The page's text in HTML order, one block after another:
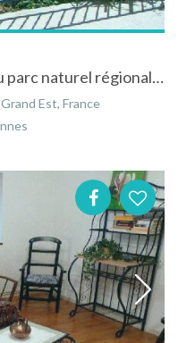
Gîte 3 étoiles en plein coeur du parc naturel régional de Lorraine à Montsec
Est, France